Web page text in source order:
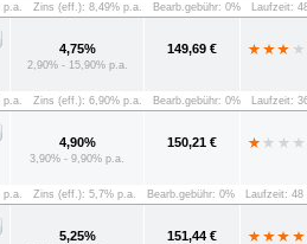
p.a. Zins (eff.): 8,49% p.a. Bearb.gebühr: 0% Laufzeit:
4,75%
2,90% - 15,90% p.a.
149,69 €
p.a. Zins (eff.): 6,90% p.a. Bearb.gebühr: 0% Laufzeit:
4,90%
3,90% - 9,90% p.a.
150,21 €
p.a. Zins (eff.): 5,7% p.a. Bearb.gebühr: 0% Laufzeit: 48
5,25% 151,44 €